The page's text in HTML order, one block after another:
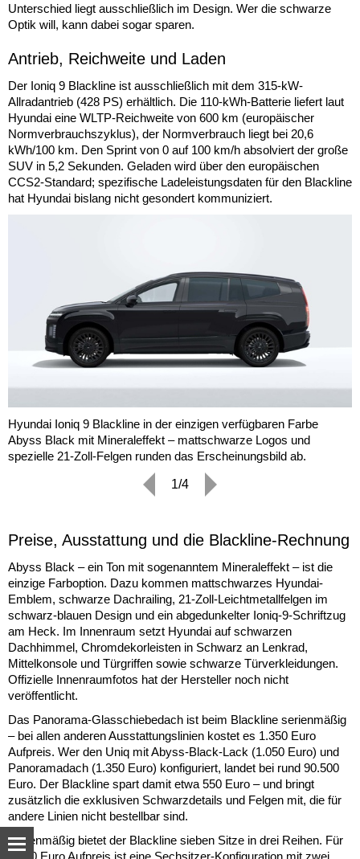
Unterschied liegt ausschließlich im Design. Wer die schwarze
Optik will, kann dabei sogar sparen.
Antrieb, Reichweite und Laden
Der Ioniq 9 Blackline ist ausschließlich mit dem 315-kW-
Allradantrieb (428 PS) erhältlich. Die 110-kWh-Batterie liefert laut
Hyundai eine WLTP-Reichweite von 600 km (europäischer
Normverbrauchszyklus), der Normverbrauch liegt bei 20,6
kWh/100 km. Den Sprint von 0 auf 100 km/h absolviert der große
SUV in 5,2 Sekunden. Geladen wird über den europäischen
CCS2-Standard; spezifische Ladeleistungsdaten für den Blackline
hat Hyundai bislang nicht gesondert kommuniziert.
Hyundai Ioniq 9 Blackline in der einzigen verfügbaren Farbe
Abyss Black mit Mineraleffekt – mattschwarze Logos und
spezielle 21-Zoll-Felgen runden das Erscheinungsbild ab.
1/4
Preise, Ausstattung und die Blackline-Rechnung
Abyss Black – ein Ton mit sogenanntem Mineraleffekt – ist die
einzige Farboption. Dazu kommen mattschwarzes Hyundai-
Emblem, schwarze Dachrailing, 21-Zoll-Leichtmetallfelgen im
schwarz-blauen Design und ein abgedunkelter Ioniq-9-Schriftzug
am Heck. Im Innenraum setzt Hyundai auf schwarzen
Dachhimmel, Chromdekorleisten in Schwarz an Lenkrad,
Mittelkonsole und Türgriffen sowie schwarze Türverkleidungen.
Offizielle Innenraumfotos hat der Hersteller noch nicht
veröffentlicht.
Das Panorama-Glasschiebedach ist beim Blackline serienmäßig
– bei allen anderen Ausstattungslinien kostet es 1.350 Euro
Aufpreis. Wer den Uniq mit Abyss-Black-Lack (1.050 Euro) und
Panoramadach (1.350 Euro) konfiguriert, landet bei rund 90.500
Euro. Der Blackline spart damit etwa 550 Euro – und bringt
zusätzlich die exklusiven Schwarzdetails und Felgen mit, die für
andere Linien nicht bestellbar sind.
Serienmäßig bietet der Blackline sieben Sitze in drei Reihen. Für
1.000 Euro Aufpreis ist eine Sechsitzer-Konfiguration mit zwei